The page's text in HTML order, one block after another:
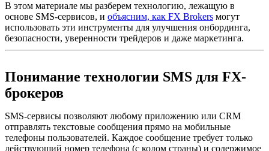
В этом материале мы разберем технологию, лежащую в
основе SMS-сервисов, и объясним, как FX Brokers могут
использовать эти инструменты для улучшения онбординга,
безопасности, уверенности трейдеров и даже маркетинга.
Понимание технологии SMS для FX-
брокеров
SMS-сервисы позволяют любому приложению или CRM
отправлять текстовые сообщения прямо на мобильные
телефоны пользователей. Каждое сообщение требует только
действующий номер телефона (с кодом страны) и содержимое